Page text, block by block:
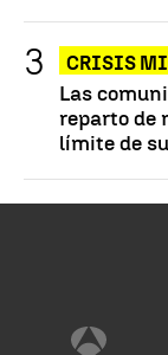
CRISIS
Las
reparto de
límite de